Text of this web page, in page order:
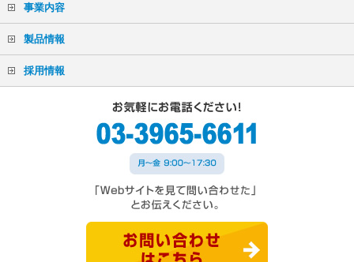
事業内容
製品情報
採用情報